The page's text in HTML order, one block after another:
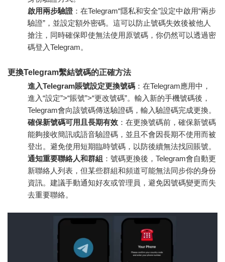
啟用兩步驗證 ：在Telegram“隱私和安全”設定中啟用“兩步
驗證”，並設定額外密碼。這可以防止號碼失效後被他人
搶注，同時確保即使無法使用原號碼，你仍然可以透過密
碼登入Telegram。
更換Telegram繫結號碼的正確方法
進入Telegram賬號設定更換號碼 ：在Telegram應用中，
進入“設定”>“賬號”>“更改號碼”。輸入新的手機號碼後，
Telegram會向該號碼傳送驗證碼，輸入驗證碼完成更換。
確保新號碼可用且長期有效 ：在更換號碼前，確保新號碼
能夠接收簡訊或語音驗證碼，並且不會因長期不使用而被
登出。避免使用短期臨時號碼，以防後續無法找回賬號。
通知重要聯絡人和群組 ：號碼更換後，Telegram會自動更
新聯絡人列表，但某些群組和頻道可能無法同步你的身份
資訊。建議手動通知好友或管理員，避免因號碼變更而失
去重要聯絡。